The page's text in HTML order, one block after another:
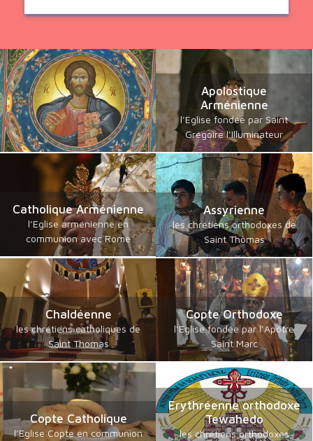
Apolostique
Arménienne
l’Eglise fondée par Saint
Grégoire l’Illuminateur
Catholique Arménienne
l’Eglise arménienne en
communion avec Rome
Assyrienne
les chrétiens orthodoxes de
Saint Thomas
Chaldéenne
les chrétiens catholiques de
Saint Thomas
Copte Orthodoxe
l’Eglise fondée par l’Apôtre
Saint Marc
Copte Catholique
l’Eglise Copte en communion
Erythréenne orthodoxe
Tewahedo
les chrétiens orthodoxes